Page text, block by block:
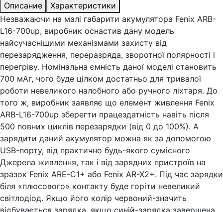
Описание
Характеристики
Незважаючи на малі габарити акумулятора Fenix ARB-
L16-700up, виробник оснастив дану модель
найсучаснішими механізмами захисту від
перезарядження, переразряда, зворотної полярності і
перегріву. Номінальна ємність даної моделі становить
700 мАг, чого буде цілком достатньо для тривалої
роботи невеликого налобного або ручного ліхтаря. До
того ж, виробник заявляє що елемент живлення Fenix
ARB-L16-700up зберегти працездатність навіть після
500 повних циклів перезарядки (від 0 до 100%). А
зарядити даний акумулятор можна як за допомогою
USB-порту, від практично будь-якого сумісного
Джерела живлення, так і від зарядних пристроїв на
зразок Fenix ARE-C1+ або Fenix AR-X2+. Під час зарядки
біля «плюсового» контакту буде горіти невеликий
світлодіод. Якщо його колір червоний-значить
відбувається зарядка, якщо синій-зарядка завершена.